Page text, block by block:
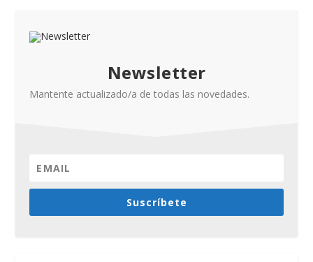
Newsletter
Mantente actualizado/a de todas las novedades.
Suscríbete